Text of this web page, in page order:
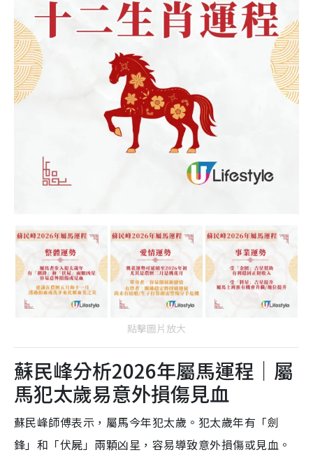
點擊圖片放大
蘇民峰分析2026年屬馬運程｜屬
馬犯太歲易意外損傷見血
蘇民峰師傅表示，屬馬今年犯太歲。犯太歲年有「劍
鋒」和「伏屍」兩顆凶星，容易導致意外損傷或見血。